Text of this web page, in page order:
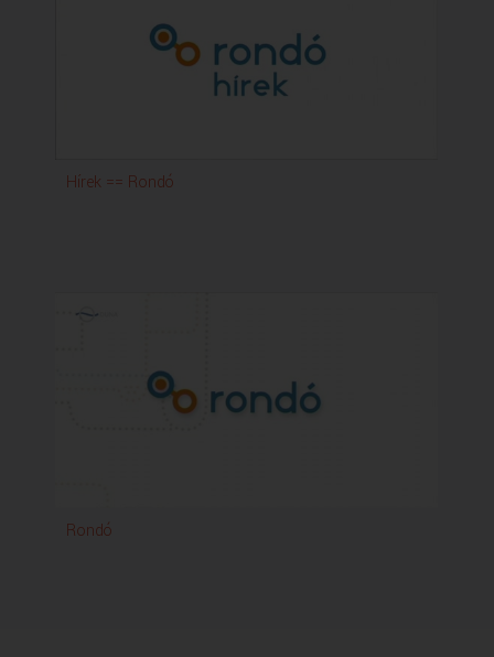
Hírek == Rondó
Rondó